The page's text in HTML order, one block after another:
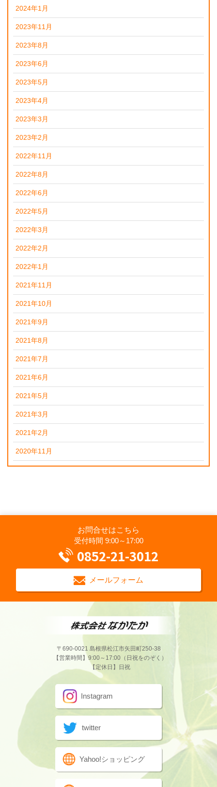
2024年1月
2023年11月
2023年8月
2023年6月
2023年5月
2023年4月
2023年3月
2023年2月
2022年11月
2022年8月
2022年6月
2022年5月
2022年3月
2022年2月
2022年1月
2021年11月
2021年10月
2021年9月
2021年8月
2021年7月
2021年6月
2021年5月
2021年3月
2021年2月
2020年11月
お問合せはこちら
受付時間 9:00～17:00
0852-21-3012
メールフォーム
〒690-0021 島根県松江市矢田町250-38
【営業時間】9:00～17:00（日祝をのぞく）
【定休日】日祝
Instagram
twitter
Yahoo!ショッピング